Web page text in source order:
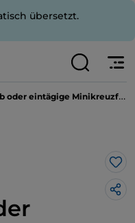
übersetzt.
Italien ist vom Meer aus gesehen noch schöner